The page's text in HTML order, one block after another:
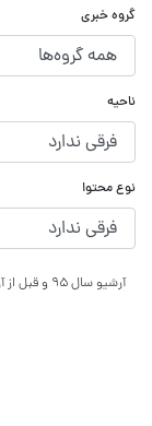
گروه خبری
ناحیه
نوع محتوا
آرشیو سال ۹۵ و قبل از آن